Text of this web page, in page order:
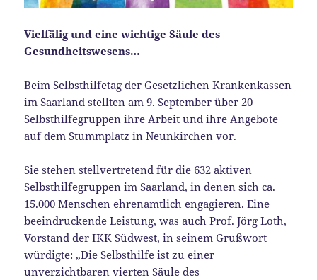
Vielfälig und eine wichtige Säule des
Gesundheitswesens…
Beim Selbsthilfetag der Gesetzlichen Krankenkassen
im Saarland stellten am 9. September über 20
Selbsthilfegruppen ihre Arbeit und ihre Angebote
auf dem Stummplatz in Neunkirchen vor.
Sie stehen stellvertretend für die 632 aktiven
Selbsthilfegruppen im Saarland, in denen sich ca.
15.000 Menschen ehrenamtlich engagieren. Eine
beeindruckende Leistung, was auch Prof. Jörg Loth,
Vorstand der IKK Südwest, in seinem Grußwort
würdigte: „Die Selbsthilfe ist zu einer
unverzichtbaren vierten Säule des